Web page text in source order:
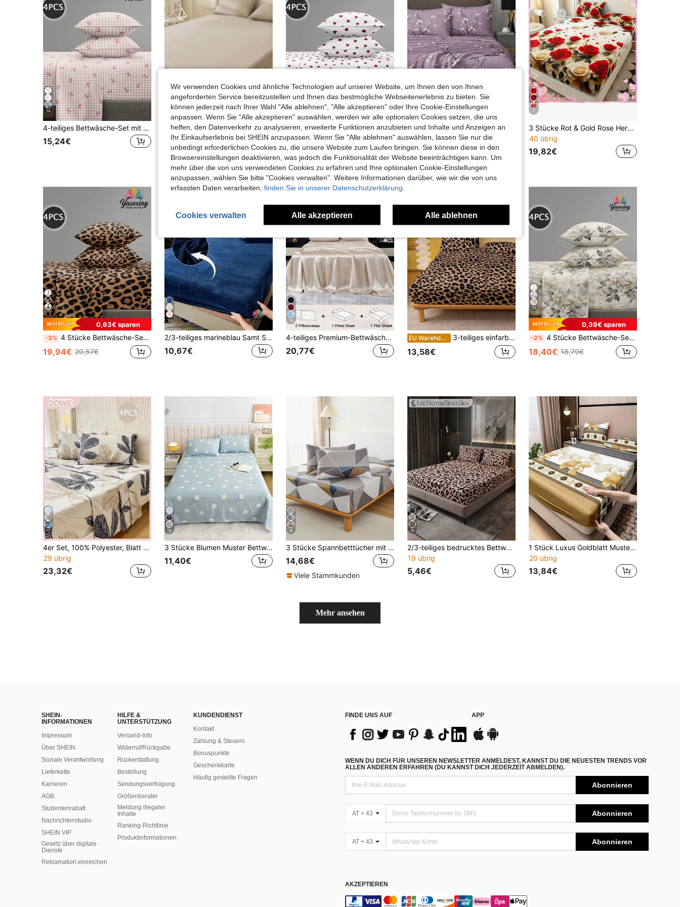
14
4-teiliges Bettwäsche-Set mit rosa Karomuster und Schleife, pflegeleichtes weiches Bettwäsche-Set, Spannbetttuch-Set (1 Laken + 1 Spannbetttuch + 2 Kissenbezüge), Spannbetttuch-Set, geeignet für King, Queen, Full, Twin, tiefes Taschen-Design, passt bis zu 11,8 Zoll Kissenbezüge, weich und atmungsaktiv, knitterfrei, Bettwäsche für den Schulanfang im Wohnheim
15,24€
14
2/3-teiliges einfarbiges khakifarbenes Spannbetttuch-Set (1 Spannbetttuch + 2 Kissenbezüge), Matratzenschoner, Matratzenbezug, Bettwäsche-Set, weich und atmungsaktiv, geeignet für Einzel-, Doppel-, King- und Queen-Betten, Spannbetttuch-Tiefe bis zu 11,8 Zoll, Studentenwohnheim-Bettwäsche, Schulanfang
7,41€
4
4-teiliges Bettwäsche-Set mit schwarzem Herz-, Schmetterlings- und Blumenmuster, enthält 1 Spannbetttuch, 1 Bettlaken und 2 Kissenbezüge (Kissenfüllungen nicht enthalten). Geeignet für King-, Queen-, Full- und Twin-Größen, Spannbetttuch mit tiefem Taschen-Design, Kissenbezüge bis zu 11,8 Zoll. Weich und atmungsaktiv, knitterfrei
19,50€
4
EU Warehouse 4er/Set Lila Pflaumenblüten Zweig Blumen Bettwäsche Set, leicht zu pflegen, weiches Bettwäsche Set mit Blumenmuster Spannbetttuch Set (1 Stück Bettlaken + 1 Stück Spannbetttuch + 2 Kissenbezüge) Spannbetttuch Set mit tiefer Tasche bis zu 11,8 Zoll
19,78€
7
3 Stücke Rot & Gold Rose Herz Bettwäsche Set (1 Bettlaken, 2 Kissenbezüge, Kopfkissen nicht enthalten), hautfreundlicher Stoff + 3D-Druck, ein Set um das Schlafzimmer zu dekorieren und eine romantische Atmosphäre zu schaffen, Schlafzimmer Dekoration, romantisches Schlafzimmer
40 übrig
19,82€
0,63€ sparen
-3% 4 Stücke Bettwäsche-Set in Kaffeebraun mit Leopardenmuster, pflegeleichtes weiches Bettwäsche-Set, Spannbetttuch-Set mit Blumenmuster (1 Laken + 1 Spannbetttuch + 2 Kissenbezüge), Spannbetttuch-Set, geeignet für King-, Queen-, Full- und Twin-Größen, tiefes Taschen-Design, passt bis zu 11,8-Zoll Kissenbezüge, weich und atmungsaktiv, knitterfrei
19,94€ 20,57€
13
2/3-teiliges marineblau Samt Spannbettlaken Set, weich und warm, flauschig Spannbettlaken Set Größe King, Queen, Full, Twin, Luxus super weich gemütlich Spannbetttuch mit 30cm tiefer Passform, geeignet für Herbst, Winter und Frühling, 1 Spannbettlaken + 1/2 Kissenbezüge, Schlafsaal Bettwäsche, Schulanfang Bettwäsche
10,67€
13
4-teiliges Premium-Bettwäsche-Set in Khaki, einfarbig, aus seidigem Satin, inklusive 1 Spannbetttuch, 1 Bettlaken und 2 Kissenbezügen (Kissenfüllungen nicht enthalten). Luxus-Satin-Bettwäsche-Set, erhältlich in den Größen King, Queen, Full, Twin. Spannbetttuch-Tiefe bis zu 11,8 Zoll. Satin-Kissenbezüge weich und atmungsaktiv.
20,77€
EU Warehouse 3-teiliges einfarbiges hellrosa Satin-Bettwäscheset, Kunstseiden-Textur, enthält 1 Spannbetttuch und 2 Kissenbezüge (Kissenfüllungen nicht enthalten), modernes weiches Bettwäscheset, geeignet für den Heimgebrauch, Spannbetttuchtiefe bis zu 13,8 Zoll, Satin-Kissenbezüge weich und atmungsaktiv, knitterfrei, verbessert die Schlafqualität, Luxus-Hotelstil, ideales Geschenk für Eltern, Freunde, Studentenwohnheim-Bettwäsche oder Schulanfang-Bettwäsche.
13,58€
10
0,39€ sparen
-2% 4 Stücke Bettwäsche-Set in Khaki mit Gartenblumenmuster, enthält 1 Spannbetttuch, 1 Bettlaken und 2 Kissenbezüge (Kissenfüllungen nicht enthalten). Spannbetttuch-Set, verfügbare Größen: King, Queen, Full, Twin. Design mit tiefer Tasche, Kissenbezüge bis zu 11,8 Zoll. Weich und atmungsaktiv, knitterfrei
18,40€ 18,79€
12
4er Set, 100% Polyester, Blatt Muster im Landhausstil, 35cm Tiefe Passform Spannbettlaken, Bedruckter Bettwäsche-Set (2 Kissenbezüge + 1 Bettlaken + 1 Spannbettlaken), Ganzjahres Moderne Bettwäsche, Minimalistischer Stil, Weich & Bequem, Atmungsaktiv
29 übrig
23,32€
9
3 Stücke Blumen Muster Bettwäsche Set (ohne Füllung, mit Kissenbezug) Heim Bettwäsche Bettbezug, 100% Polyester Stoff, waschbar, weich & langanhaltend, geeignet für Schlafzimmer oder Gästezimmer, modern minimalistisches Heim Bettwäsche
11,40€
6
3 Stücke Spannbetttücher mit geometrischem Muster 1 Spannbetttuch + 2 Kissenbezüge
14,68€
Viele Stammkunden
9
2/3-teiliges bedrucktes Bettwäsche-Set (1 Stück Bettlaken + 1 Stück/2 Kissenbezüge, Kissenfüllung nicht enthalten), hautfreundlicher bequemer Matratzenschutz, Matratzenbezug, weich und atmungsaktiv, geeignet für Einzel-/Doppel-/Queen-/King-Size-Betten, Schlafzimmerdekoration, Studentenwohnheim, Schulanfang
19 übrig
5,46€
1 Stück Luxus Goldblatt Muster Spannbettlaken, Vintage Blumen Bordüre Weiche Bettwäsche, Elegante moderne Bettdecke für Schlafzimmer Heimdekoration, geeignet für Einzelbett/Doppelbett/Queensize/Kingsize Bett, maschinenwaschbar, ideal für Schlafzimmer Dekoration
20 übrig
13,84€
Mehr ansehen
SHEIN-
INFORMATIONEN
Impressum
Über SHEIN
Soziale Verantwortung
Lieferkette
Karrieren
AGB
Studentenrabatt
Nachrichtenstudio
SHEIN VIP
Gesetz über digitale
Dienste
Reklamation einreichen
HILFE &
UNTERSTÜTZUNG
Versand-Info
Widerruf/Rückgabe
Rückerstattung
Bestellung
Sendungsverfolgung
Größenberater
Meldung illegaler
Inhalte
Ranking-Richtlinie
​Produktinformationen
KUNDENDIENST
Kontakt
Zahlung & Steuern
Bonuspunkte
Geschenkkarte
Häufig gestellte Fragen
FINDE UNS AUF APP
WENN DU DICH FÜR UNSEREN NEWSLETTER ANMELDEST, KANNST DU DIE NEUESTEN TRENDS VOR
ALLEN ANDEREN ERFAHREN (DU KANNST DICH JEDERZEIT ABMELDEN).
Abonnieren
AT + 43 Abonnieren
AT + 43 Abonnieren
AKZEPTIEREN
Wir verwenden Cookies und ähnliche Technologien auf unserer Website, um Ihnen den von Ihnen
angeforderten Service bereitzustellen und Ihnen das bestmögliche Webseitenerlebnis zu bieten. Sie
können jederzeit nach Ihrer Wahl "Alle ablehnen", "Alle akzeptieren" oder Ihre Cookie-Einstellungen
anpassen. Wenn Sie "Alle akzeptieren" auswählen, werden wir alle optionalen Cookies setzen, die uns
helfen, den Datenverkehr zu analysieren, erweiterte Funktionen anzubieten und Inhalte und Anzeigen an
Ihr Einkaufserlebnis bei SHEIN anzupassen. Wenn Sie "Alle ablehnen" auswählen, lassen Sie nur die
unbedingt erforderlichen Cookies zu, die unsere Website zum Laufen bringen. Sie können diese in den
Browsereinstellungen deaktivieren, was jedoch die Funktionalität der Website beeinträchtigen kann. Um
mehr über die von uns verwendeten Cookies zu erfahren und Ihre optionalen Cookie-Einstellungen
anzupassen, wählen Sie bitte "Cookies verwalten". Weitere Informationen darüber, wie wir die von uns
erfassten Daten verarbeiten, finden Sie in unserer Datenschutzerklärung.
Cookies verwalten Alle akzeptieren Alle ablehnen